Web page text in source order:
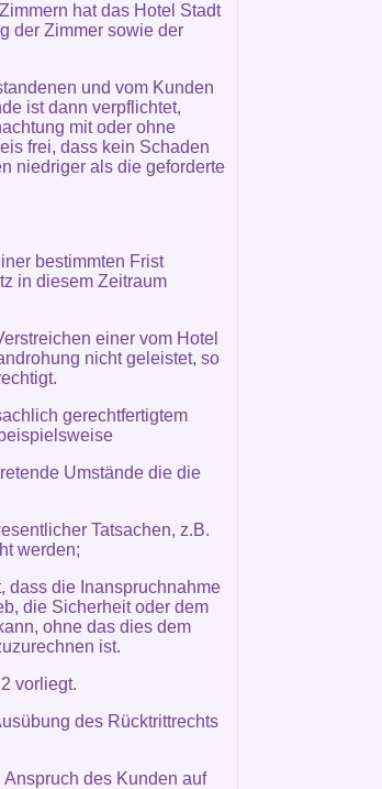
hat das Hotel Stadt
der Zimmer sowie der
und vom Kunden
ist dann verpflichtet,
mit oder ohne
frei, dass kein Schaden
niedriger als die geforderte
bestimmten Frist
in diesem Zeitraum
einer vom Hotel
nicht geleistet, so
gerechtfertigtem
Umstände die die
Tatsachen, z.B.
werden;
dass die Inanspruchnahme
die Sicherheit oder dem
ohne das dies dem
ist.
vorliegt.
des Rücktrittrechts
des Kunden auf